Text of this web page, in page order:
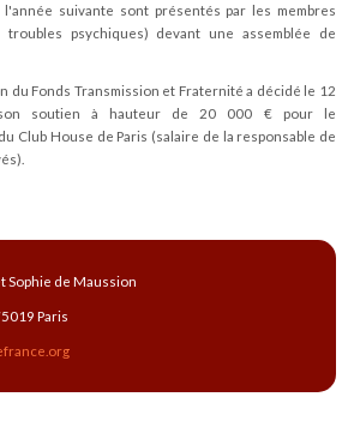
suivante sont présentés par les membres
psychiques) devant une assemblée de
du Fonds Transmission et Fraternité a décidé le 12
soutien à hauteur de 20 000 € pour le
Club House de Paris (salaire de la responsable de
Sophie de Maussion
Paris